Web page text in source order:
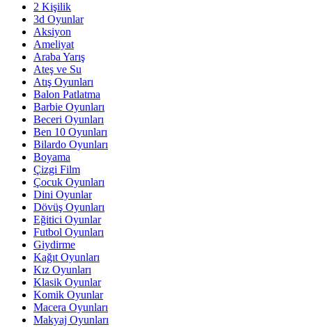
2 Kişilik
3d Oyunlar
Aksiyon
Ameliyat
Araba Yarış
Ateş ve Su
Atış Oyunları
Balon Patlatma
Barbie Oyunları
Beceri Oyunları
Ben 10 Oyunları
Bilardo Oyunları
Boyama
Çizgi Film
Çocuk Oyunları
Dini Oyunlar
Dövüş Oyunları
Eğitici Oyunlar
Futbol Oyunları
Giydirme
Kağıt Oyunları
Kız Oyunları
Klasik Oyunlar
Komik Oyunlar
Macera Oyunları
Makyaj Oyunları